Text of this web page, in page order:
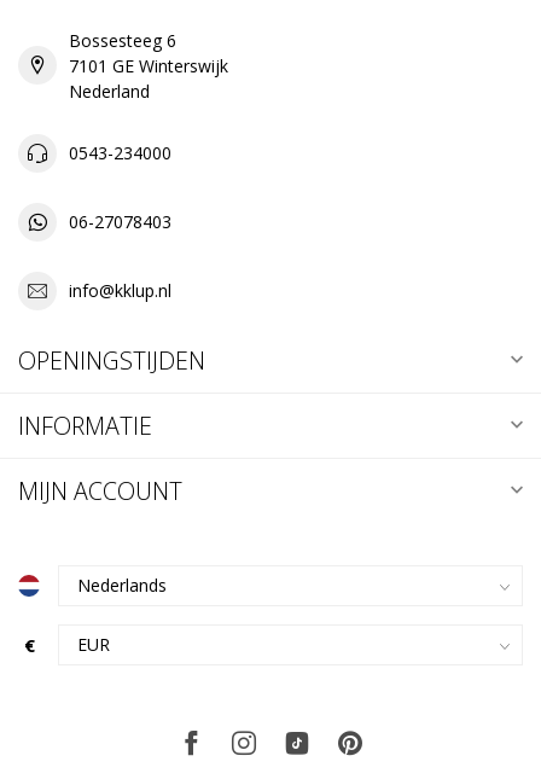
Bossesteeg 6
7101 GE Winterswijk
Nederland
0543-234000
06-27078403
info@kklup.nl
OPENINGSTIJDEN
INFORMATIE
MIJN ACCOUNT
€